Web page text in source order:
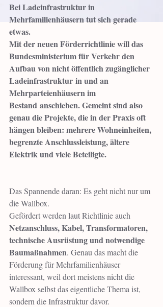
Bei Ladeinfrastruktur in
Mehrfamilienhäusern tut sich gerade
etwas.
Mit der neuen Förderrichtlinie will das
Bundesministerium für Verkehr den
Aufbau von nicht öffentlich zugänglicher
Ladeinfrastruktur in und an
Mehrparteienhäusern im
Bestand anschieben. Gemeint sind also
genau die Projekte, die in der Praxis oft
hängen bleiben: mehrere Wohneinheiten,
begrenzte Anschlussleistung, ältere
Elektrik und viele Beteiligte.
Das Spannende daran: Es geht nicht nur um
die Wallbox.
Gefördert werden laut Richtlinie auch
Netzanschluss, Kabel, Transformatoren,
technische Ausrüstung und notwendige
Baumaßnahmen. Genau das macht die
Förderung für Mehrfamilienhäuser
interessant, weil dort meistens nicht die
Wallbox selbst das eigentliche Thema ist,
sondern die Infrastruktur davor.